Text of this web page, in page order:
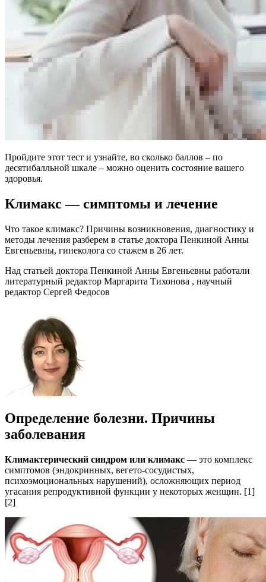
Пройдите этот тест и узнайте, во сколько баллов – по
десятибалльной шкале – можно оценить состояние вашего
здоровья.
Климакс — симптомы и лечение
Что такое климакс? Причины возникновения, диагностику и
методы лечения разберем в статье доктора Пенкиной Анны
Евгеньевны, гинеколога со стажем в 26 лет.
Над статьей доктора Пенкиной Анны Евгеньевны работали
литературный редактор Маргарита Тихонова , научный
редактор Сергей Федосов
Определение болезни. Причины
заболевания
Климактерический синдром или климакс — это комплекс
симптомов (эндокринных, вегето-сосудистых,
психоэмоциональных нарушений), осложняющих период
угасания репродуктивной функции у некоторых женщин. [1]
[2]